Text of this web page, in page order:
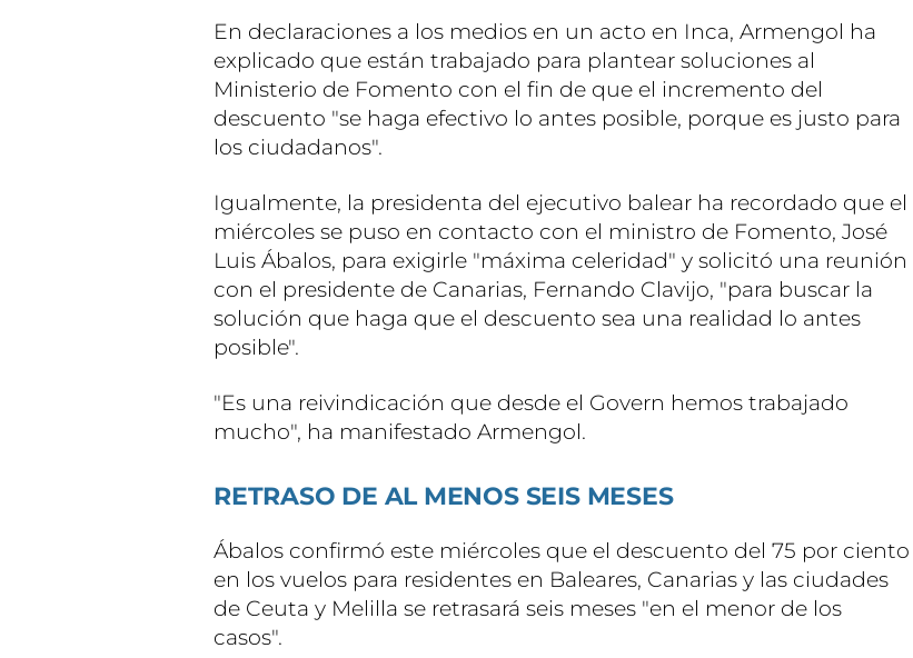
En declaraciones a los medios en un acto en Inca, Armengol ha
explicado que están trabajado para plantear soluciones al
Ministerio de Fomento con el fin de que el incremento del
descuento "se haga efectivo lo antes posible, porque es justo para
los ciudadanos".
Igualmente, la presidenta del ejecutivo balear ha recordado que el
miércoles se puso en contacto con el ministro de Fomento, José
Luis Ábalos, para exigirle "máxima celeridad" y solicitó una reunión
con el presidente de Canarias, Fernando Clavijo, "para buscar la
solución que haga que el descuento sea una realidad lo antes
posible".
"Es una reivindicación que desde el Govern hemos trabajado
mucho", ha manifestado Armengol.
RETRASO DE AL MENOS SEIS MESES
Ábalos confirmó este miércoles que el descuento del 75 por ciento
en los vuelos para residentes en Baleares, Canarias y las ciudades
de Ceuta y Melilla se retrasará seis meses "en el menor de los
casos".